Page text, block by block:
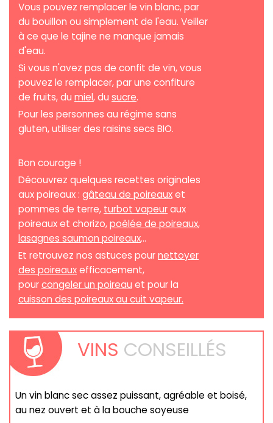
Vous pouvez remplacer le vin blanc, par
du bouillon ou simplement de l'eau. Veiller
à ce que le tajine ne manque jamais
d'eau.
Si vous n'avez pas de confit de vin, vous
pouvez le remplacer, par une confiture
de fruits, du miel, du sucre.
Pour les personnes au régime sans
gluten, utiliser des raisins secs BIO.
Bon courage !
Découvrez quelques recettes originales
aux poireaux : gâteau de poireauxet
pommes de terre, turbot vapeuraux
poireaux et chorizo,poêlée de poireaux,
lasagnes saumon poireaux...
Et retrouvez nos astuces pournettoyer
des poireauxefficacement,
pourcongeler un poireau et pour la
cuisson des poireaux au cuit vapeur.
VINS CONSEILLÉS
Un vin blanc sec assez puissant, agréable et boisé,
au nez ouvert et à la bouche soyeuse